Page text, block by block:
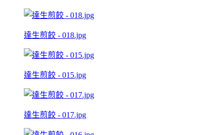
達生煎餃 - 018.jpg
達生煎餃 - 015.jpg
達生煎餃 - 017.jpg